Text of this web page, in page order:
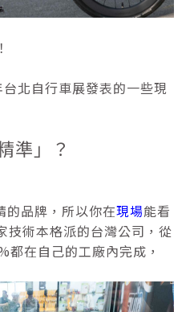
北自行車展發表的一些現
準」？
品牌，所以你在現場能看
技術本格派的台灣公司，從
在自己的工廠內完成，